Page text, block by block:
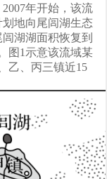
年开始，该流
地向尾闾湖生态
湖湖面积恢复到
图1示意该流域某
乙、丙三镇近15